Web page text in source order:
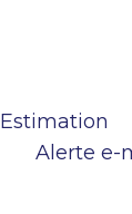
Estimation
Alerte e-